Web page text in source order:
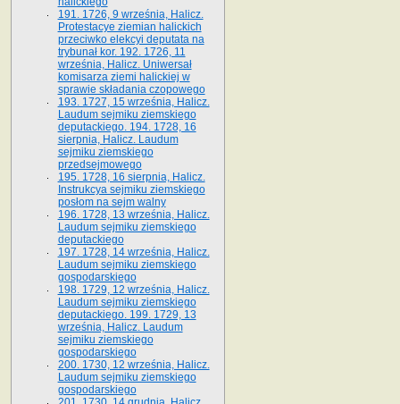
191. 1726, 9 września, Halicz.
Protestacye ziemian halickich
przeciwko elekcyi deputata na
trybunał kor. 192. 1726, 11
września, Halicz. Uniwersał
komisarza ziemi halickiej w
sprawie składania czopowego
193. 1727, 15 września, Halicz.
Laudum sejmiku ziemskiego
deputackiego. 194. 1728, 16
sierpnia, Halicz. Laudum
sejmiku ziemskiego
przedsejmowego
195. 1728, 16 sierpnia, Halicz.
Instrukcya sejmiku ziemskiego
posłom na sejm walny
196. 1728, 13 września, Halicz.
Laudum sejmiku ziemskiego
deputackiego
197. 1728, 14 września, Halicz.
Laudum sejmiku ziemskiego
gospodarskiego
198. 1729, 12 września, Halicz.
Laudum sejmiku ziemskiego
deputackiego. 199. 1729, 13
września, Halicz. Laudum
sejmiku ziemskiego
gospodarskiego
200. 1730, 12 września, Halicz.
Laudum sejmiku ziemskiego
gospodarskiego